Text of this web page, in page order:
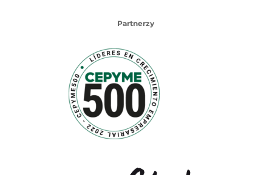
Partnerzy